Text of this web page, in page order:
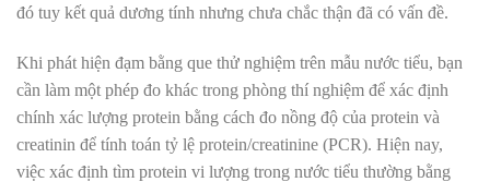
đó tuy kết quả dương tính nhưng chưa chắc thận đã có vấn đề.
Khi phát hiện đạm bằng que thử nghiệm trên mẫu nước tiểu, bạn
cần làm một phép đo khác trong phòng thí nghiệm để xác định
chính xác lượng protein bằng cách đo nồng độ của protein và
creatinin để tính toán tỷ lệ protein/creatinine (PCR). Hiện nay,
việc xác định tìm protein vi lượng trong nước tiểu thường bằng